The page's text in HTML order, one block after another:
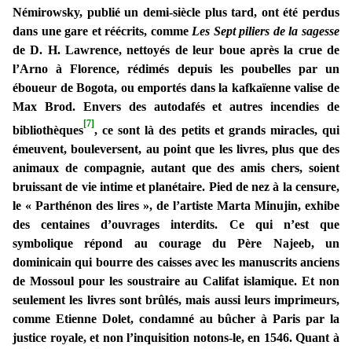
Némirowsky, publié un demi-siècle plus tard, ont été perdus
dans une gare et réécrits, comme Les Sept piliers de la sagesse
de D. H. Lawrence, nettoyés de leur boue après la crue de
l’Arno à Florence, rédimés depuis les poubelles par un
éboueur de Bogota, ou emportés dans la kafkaïenne valise de
Max Brod. Envers des autodafés et autres incendies de
bibliothèques[7], ce sont là des petits et grands miracles, qui
émeuvent, bouleversent, au point que les livres, plus que des
animaux de compagnie, autant que des amis chers, soient
bruissant de vie intime et planétaire. Pied de nez à la censure,
le « Parthénon des lires », de l’artiste Marta Minujin, exhibe
des centaines d’ouvrages interdits. Ce qui n’est que
symbolique répond au courage du Père Najeeb, un
dominicain qui bourre des caisses avec les manuscrits anciens
de Mossoul pour les soustraire au Califat islamique. Et non
seulement les livres sont brûlés, mais aussi leurs imprimeurs,
comme Etienne Dolet, condamné au bûcher à Paris par la
justice royale, et non l’inquisition notons-le, en 1546. Quant à